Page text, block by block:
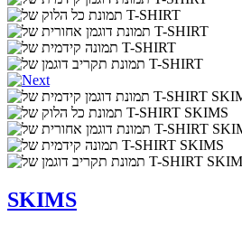
SKIMS